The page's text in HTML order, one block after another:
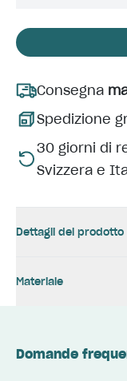
Consegna
Spedizione
30 giorni di
Svizzera e
Dettagli del prodotto
Materiale
Domande